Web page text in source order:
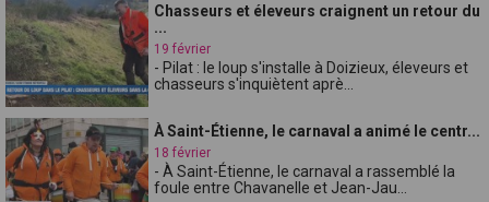
Chasseurs et éleveurs craignent un retour du
...
19 février
- Pilat : le loup s'installe à Doizieux, éleveurs et
chasseurs s'inquiètent aprè...
À Saint-Étienne, le carnaval a animé le centr...
18 février
- À Saint-Étienne, le carnaval a rassemblé la
foule entre Chavanelle et Jean-Jau...